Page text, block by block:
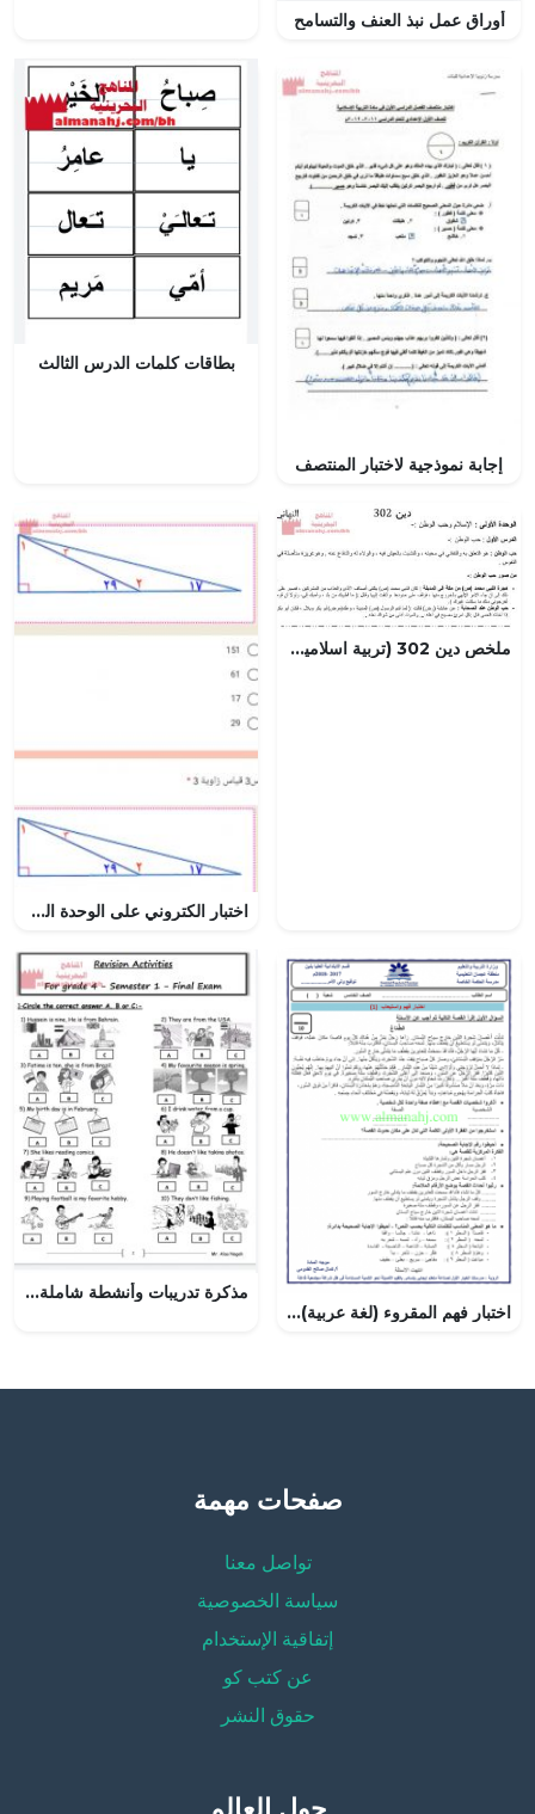
أوراق عمل نبذ العنف والتسامح
إجابة نموذجية لاختبار المنتصف
بطاقات كلمات الدرس الثالث
ملخص دين 302 (تربية اسلامية) الأول الثانوي
اختبار الكتروني على الوحدة الخامسة
اختبار فهم المقروء (لغة عربية) الخامس
مذكرة تدريبات وأنشطة شاملة متنوعة (لغة انجليزية) الرابع
صفحات مهمة
تواصل معنا
سياسة الخصوصية
إتفاقية الإستخدام
عن كتب كو
حقوق النشر